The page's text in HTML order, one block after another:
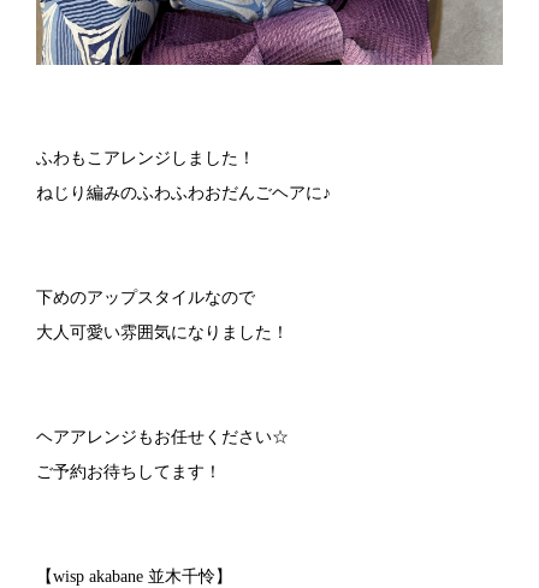
ふわもこアレンジしました！
ねじり編みのふわふわおだんごヘアに♪
下めのアップスタイルなので
大人可愛い雰囲気になりました！
ヘアアレンジもお任せください☆
ご予約お待ちしてます！
【wisp akabane 並木千怜】